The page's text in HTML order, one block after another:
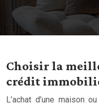
Choisir la
crédit
L’achat d’une maison